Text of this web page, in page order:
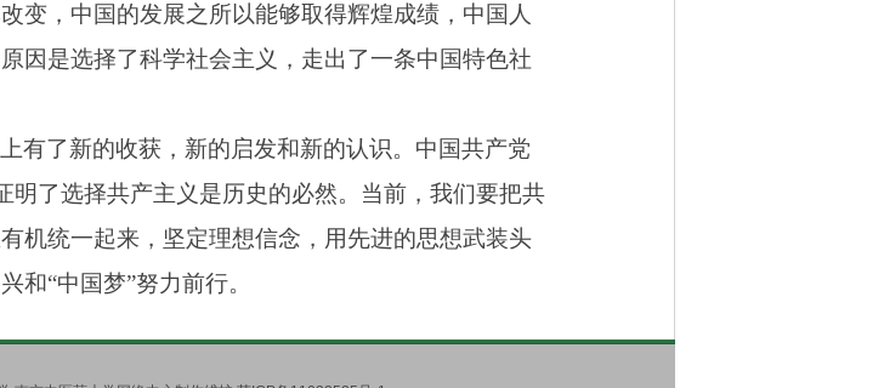
变，中国的发展之所以能够取得辉煌成绩，中国人
因是选择了科学社会主义，走出了一条中国特色社
有了新的收获，新的启发和新的认识。中国共产党
明了选择共产主义是历史的必然。当前，我们要把共
机统一起来，坚定理想信念，用先进的思想武装头
和“中国梦”努力前行。